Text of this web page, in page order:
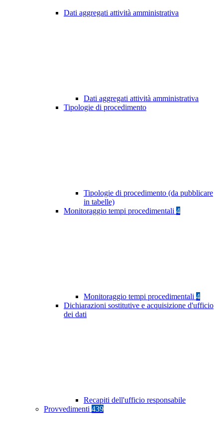
Dati aggregati attività amministrativa
Dati aggregati attività amministrativa
Tipologie di procedimento
Tipologie di procedimento (da pubblicare
in tabelle)
Monitoraggio tempi procedimentali 4
Monitoraggio tempi procedimentali 4
Dichiarazioni sostitutive e acquisizione d'ufficio
dei dati
Recapiti dell'ufficio responsabile
Provvedimenti 439